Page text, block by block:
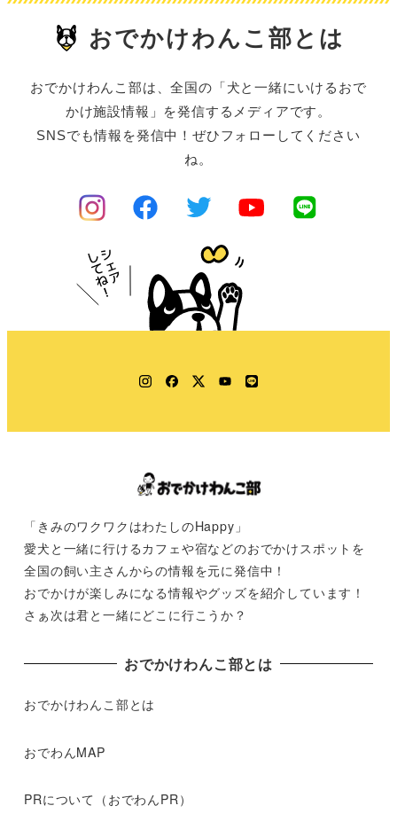
おでかけわんこ部とは
おでかけわんこ部は、全国の「犬と一緒にいけるおで
かけ施設情報」を発信するメディアです。
SNSでも情報を発信中！ぜひフォローしてください
ね。
Instagram
Facebook
TwitterYouTube
LINE
「きみのワクワクはわたしのHappy」
愛犬と一緒に行けるカフェや宿などのおでかけスポットを
全国の飼い主さんからの情報を元に発信中！
おでかけが楽しみになる情報やグッズを紹介しています！
さぁ次は君と一緒にどこに行こうか？
おでかけわんこ部とは
おでかけわんこ部とは
おでわんMAP
PRについて（おでわんPR）